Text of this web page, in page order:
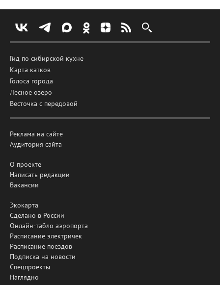
Гид по сибирской кухне
Карта катков
Голоса города
Лесное озеро
Весточка с передовой
Реклама на сайте
Аудитория сайта
О проекте
Написать редакции
Вакансии
Экокарта
Сделано в России
Онлайн-табло аэропорта
Расписание электричек
Расписание поездов
Подписка на новости
Спецпроекты
Наглядно